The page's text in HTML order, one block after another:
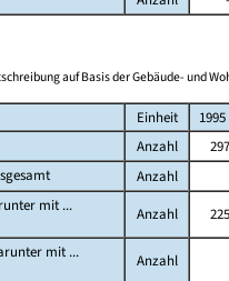
auf Basis der Gebäude- und
Einheit 1995
Anzahl 297
Anzahl
mit ...
Anzahl 225
mit ...
Anzahl